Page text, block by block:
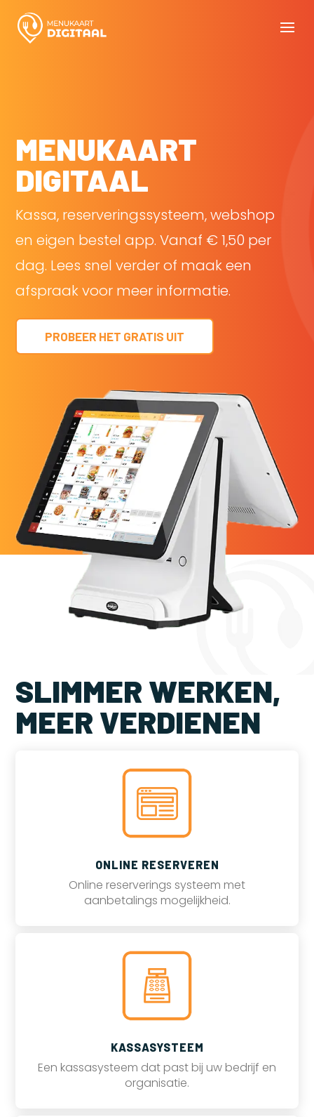
MENUKAART
DIGITAAL
Kassa, reserveringssysteem, webshop
en eigen bestel app. Vanaf € 1,50 per
dag. Lees snel verder of maak een
afspraak voor meer informatie.
PROBEER HET GRATIS UIT
SLIMMER WERKEN,
MEER VERDIENEN
ONLINE RESERVEREN
Online reserverings systeem met
aanbetalings mogelijkheid.
KASSASYSTEEM
Een kassasysteem dat past bij uw bedrijf en
organisatie.